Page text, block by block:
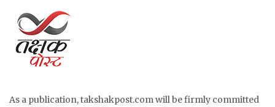
As a publication, takshakpost.com will be firmly committed